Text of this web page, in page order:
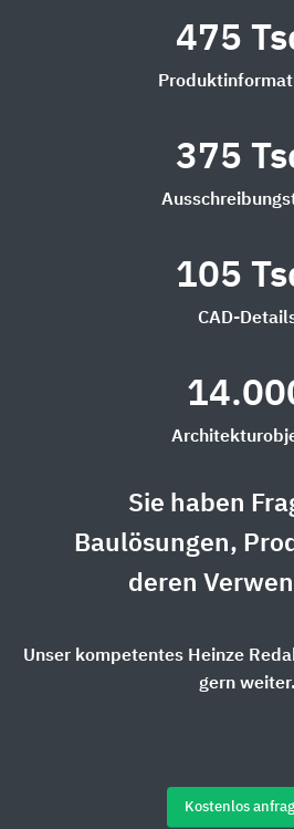
475
375
105
CAD-
Sie haben
Baulösungen,
deren
Unser kompetentes Heinze
gern weiter.
Kostenlos